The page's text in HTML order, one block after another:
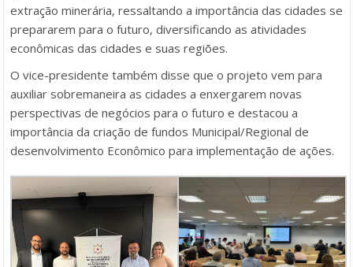
extração minerária, ressaltando a importância das cidades se
prepararem para o futuro, diversificando as atividades
econômicas das cidades e suas regiões.
O vice-presidente também disse que o projeto vem para
auxiliar sobremaneira as cidades a enxergarem novas
perspectivas de negócios para o futuro e destacou a
importância da criação de fundos Municipal/Regional de
desenvolvimento Econômico para implementação de ações.